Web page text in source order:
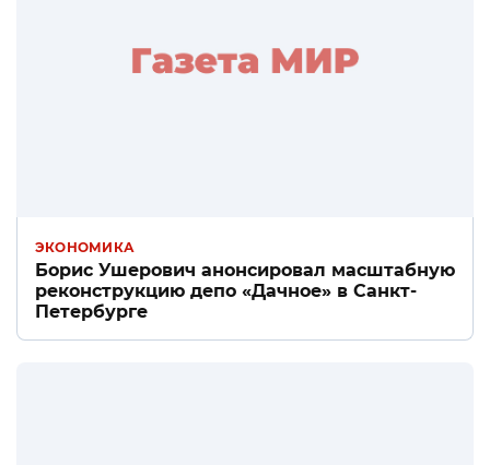
ЭКОНОМИКА
Борис Ушерович анонсировал масштабную
реконструкцию депо «Дачное» в Санкт-
Петербурге